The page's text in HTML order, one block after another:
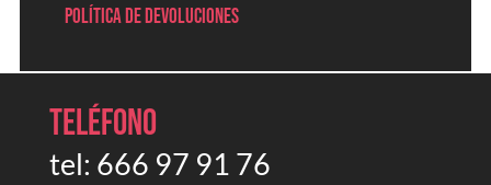
Política de devoluciones
Teléfono
tel: 666 97 91 76